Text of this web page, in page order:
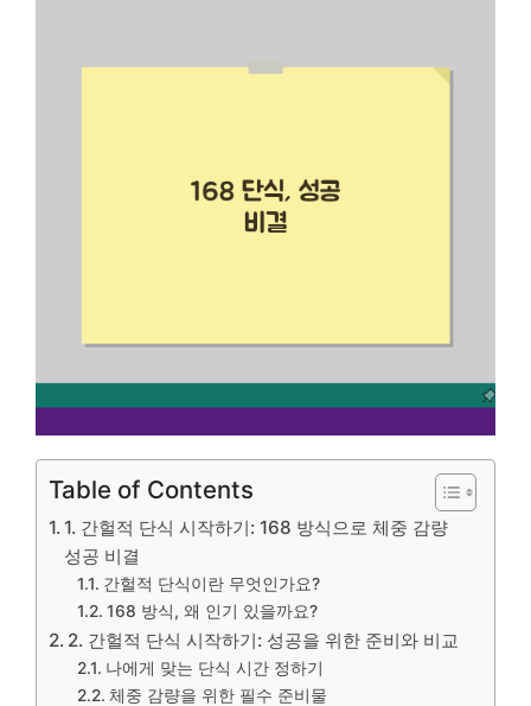
Table of Contents
1. 간헐적 단식 시작하기: 168 방식으로 체중 감량
성공 비결
간헐적 단식이란 무엇인가요?
168 방식, 왜 인기 있을까요?
2. 간헐적 단식 시작하기: 성공을 위한 준비와 비교
나에게 맞는 단식 시간 정하기
체중 감량을 위한 필수 준비물